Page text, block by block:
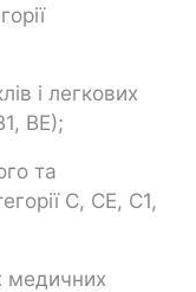
і легкових
ВЕ);
та
С, СЕ, С1,
медичних